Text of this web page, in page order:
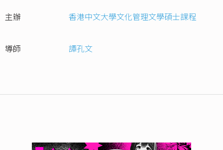
主辦 香港中文大學文化管理文學碩士課程
導師 譚孔文